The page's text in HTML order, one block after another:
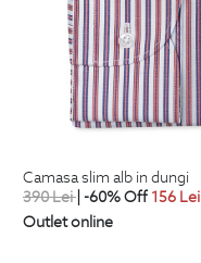
camasa slim alb in dungi
390Lei| -60% Off 156 Lei
Outlet online